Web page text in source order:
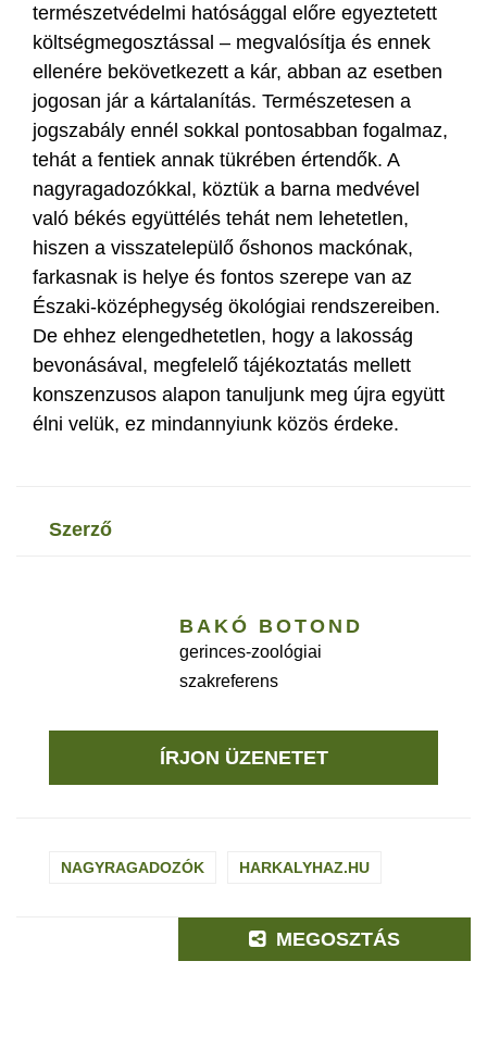
természetvédelmi hatósággal előre egyeztetett
költségmegosztással – megvalósítja és ennek
ellenére bekövetkezett a kár, abban az esetben
jogosan jár a kártalanítás. Természetesen a
jogszabály ennél sokkal pontosabban fogalmaz,
tehát a fentiek annak tükrében értendők. A
nagyragadozókkal, köztük a barna medvével
való békés együttélés tehát nem lehetetlen,
hiszen a visszatelepülő őshonos mackónak,
farkasnak is helye és fontos szerepe van az
Északi-középhegység ökológiai rendszereiben.
De ehhez elengedhetetlen, hogy a lakosság
bevonásával, megfelelő tájékoztatás mellett
konszenzusos alapon tanuljunk meg újra együtt
élni velük, ez mindannyiunk közös érdeke.
szerző
BAKÓ BOTOND
gerinces-zoológiai
szakreferens
ÍRJON ÜZENETET
NAGYRAGADOZÓK HARKALYHAZ.HU
MEGOSZTÁS